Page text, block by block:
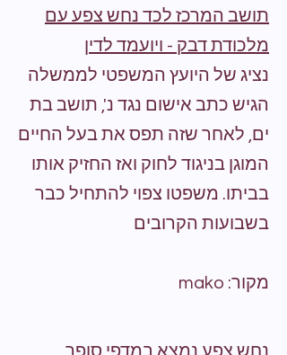
תושב המרכז לכד נחש צפע עם
מלכודת דבק - ויועמד לדין
נציג של היועץ המשפטי לממשלה
הגיש כתב אישום נגד נ', תושב בת
ים, לאחר שזה תפס את בעל החיים
המוגן בניגוד לחוק ואז החזיק אותו
בביתו. משפטו צפוי להתחיל כבר
בשבועות הקרובים
מקור: mako
נחש צפע נמצא במדפי סופר